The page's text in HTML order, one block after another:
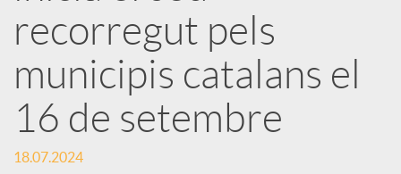
s
S
o
recorregut pels
municipis catalans el
16 de setembre
18.07.2024